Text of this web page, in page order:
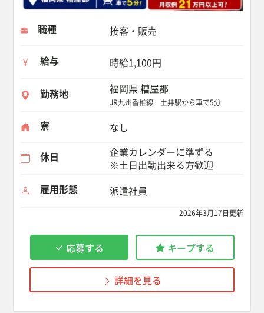
職種 接客・販売
給与 時給1,100円
勤務地 福岡県 糟屋郡
JR九州香椎線 土井駅から車で5分
寮 なし
休日
企業カレンダーに準ずる
※土日出勤出来る方歓迎
雇用形態
派遣社員
2026年3月17日更新
応募する キープする
詳細を見る